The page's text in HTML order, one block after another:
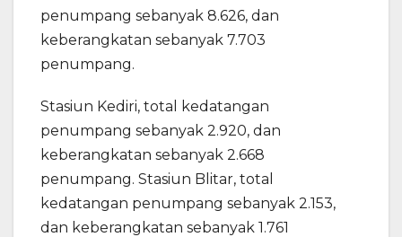
penumpang sebanyak 8.626, dan
keberangkatan sebanyak 7.703
penumpang.
Stasiun Kediri, total kedatangan
penumpang sebanyak 2.920, dan
keberangkatan sebanyak 2.668
penumpang. Stasiun Blitar, total
kedatangan penumpang sebanyak 2.153,
dan keberangkatan sebanyak 1.761